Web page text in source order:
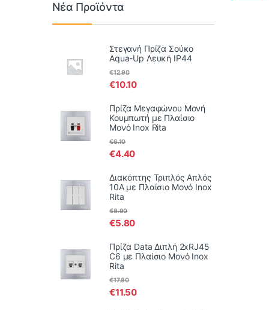
Νέα Προϊόντα
Στεγανή Πρίζα Σούκο
Aqua-Up Λευκή IP44
€10.10
€12.90
Πρίζα Μεγαφώνου Μονή
Κουμπωτή με Πλαίσιο
Μονό Inox Rita
€4.40
€6.10
Διακόπτης Τριπλός Απλός
10Α με Πλαίσιο Μονό Inox
Rita
€5.80
€8.90
Πρίζα Data Διπλή 2xRJ45
C6 με Πλαίσιο Μονό Inox
Rita
€11.50
€17.80